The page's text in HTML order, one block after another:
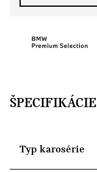
ŠPECIFIKÁCIE
Typ karosérie